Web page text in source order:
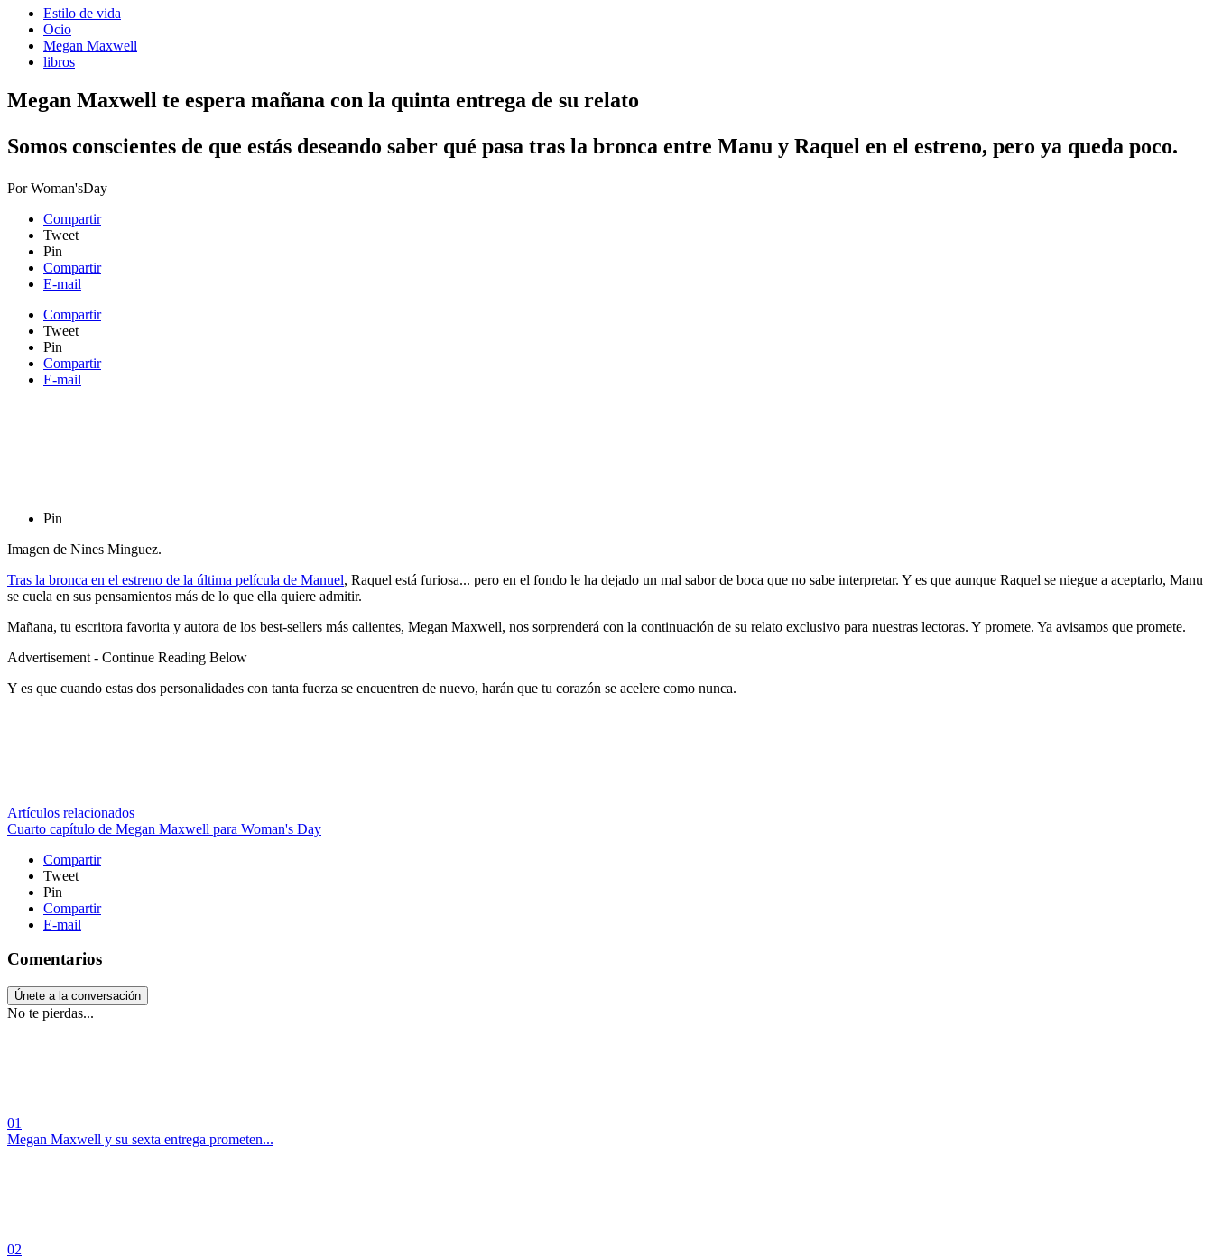
Estilo de vida
Ocio
Megan Maxwell
libros
Megan Maxwell te espera mañana con la quinta entrega de su relato
Somos conscientes de que estás deseando saber qué pasa tras la bronca entre Manu y Raquel en el estreno, pero ya queda poco.
PorWoman'sDay
Compartir
Tweet
Pin
Compartir
E-mail
Compartir
Tweet
Pin
Compartir
E-mail
Pin
Imagen de Nines Minguez.
Tras la bronca en el estreno de la última película de Manuel, Raquel está furiosa... pero en el fondo le ha dejado un mal sabor de boca que no sabe interpretar. Y es que aunque Raquel se niegue a aceptarlo, Manu
se cuela en sus pensamientos más de lo que ella quiere admitir.
Mañana, tu escritora favorita y autora de los best-sellers más calientes, Megan Maxwell, nos sorprenderá con la continuación de su relato exclusivo para nuestras lectoras. Y promete. Ya avisamos que promete.
Advertisement - Continue Reading Below
Y es que cuando estas dos personalidades con tanta fuerza se encuentren de nuevo, harán que tu corazón se acelere como nunca.
Artículos relacionados
Cuarto capítulo de Megan Maxwell para Woman's Day
Compartir
Tweet
Pin
Compartir
E-mail
Comentarios
Únete a la conversación
No te pierdas...
01
Megan Maxwell y su sexta entrega prometen...
02